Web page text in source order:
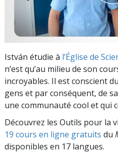
István étudie à l’Église de
n’est qu’au milieu de son
incroyables. Il est conscient
gens et par conséquent, de
une communauté cool et qui
Découvrez les Outils pour la
19 cours en ligne gratuits du
disponibles en 17 langues.